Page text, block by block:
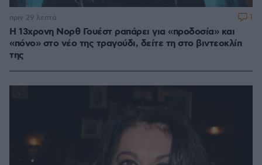
Η 13χρονη Νορθ Γουέστ ραπάρει για «προδοσία» και
«πόνο» στο νέο της τραγούδι, δείτε τη στο βιντεοκλίπ
της
πριν 29 λεπτά 1